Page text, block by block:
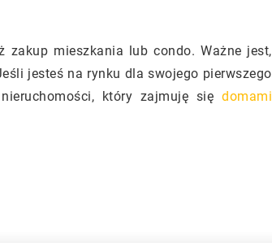
zakup mieszkania lub condo. Ważne jest,
jesteś na rynku dla swojego pierwszego
który zajmuję się domami